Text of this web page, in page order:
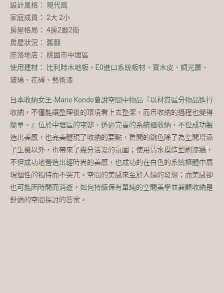
設計風格： 現代風
家庭成員： 2大 2小
房屋格局： 4房2廳2衛
房屋狀況： 舊翻
座落地店： 桃園市中壢區
使用建材： 比利時木地板、E0進口系統板材、實木皮、調光簾、
玻璃、花磚、藝術漆
日本收納女王-Marie Kondo曾說空間中物品『以材質區分物品進行
收納，不僅能讓整理後的環境看上去整潔，而且收納的過程也變得
簡單。』位於中壢區的宅邸，透過完善的系統櫃收納，不但成功製
造出美感，也完美體現了收納的要點，房間的跳色除了為空間增添
了生機以外，也帶來了幾分活潑的氛圍；使用清水模造型刷漆牆，
不但成功地營造出輕時尚的美感，也成功的在白色的系統櫃體中展
現個性的獨特而不突兀。空間的美感來至於人類的發想；而美感卻
也可能因時間而消逝，如何持續保有單純的空間美學並兼顧收納是
舒適的空間探討的答案。